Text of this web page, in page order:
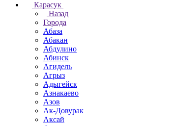
Карасук
Назад
Города
Абаза
Абакан
Абдулино
Абинск
Агидель
Агрыз
Адыгейск
Азнакаево
Азов
Ак-Довурак
Аксай